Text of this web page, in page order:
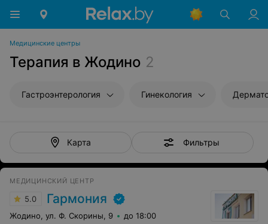
Медицинские центры
Терапия в Жодино 2
Гастроэнтерология Гинекология
Карта Фильтры
МЕДИЦИНСКИЙ ЦЕНТР
5.0 Гармония
Жодино, ул. Ф. Скорины, 9 до 18:00